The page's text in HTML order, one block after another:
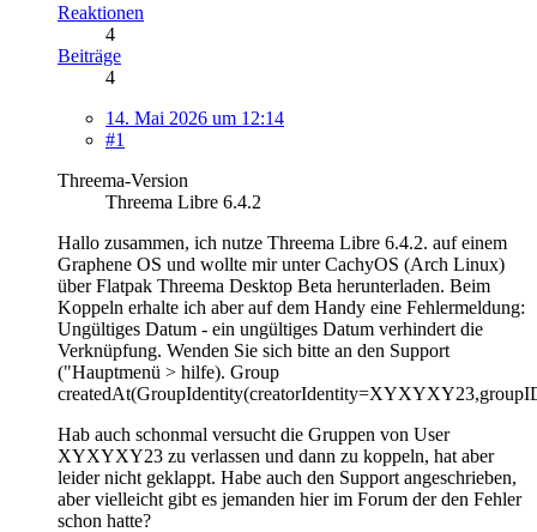
Reaktionen
4
Beiträge
4
14. Mai 2026 um 12:14
#1
Threema-Version
Threema Libre 6.4.2
Hallo zusammen, ich nutze Threema Libre 6.4.2. auf einem
Graphene OS und wollte mir unter CachyOS (Arch Linux)
über Flatpak Threema Desktop Beta herunterladen. Beim
Koppeln erhalte ich aber auf dem Handy eine Fehlermeldung:
Ungültiges Datum - ein ungültiges Datum verhindert die
Verknüpfung. Wenden Sie sich bitte an den Support
("Hauptmenü > hilfe). Group
Hab auch schonmal versucht die Gruppen von User
XYXYXY23 zu verlassen und dann zu koppeln, hat aber
leider nicht geklappt. Habe auch den Support angeschrieben,
aber vielleicht gibt es jemanden hier im Forum der den Fehler
schon hatte?